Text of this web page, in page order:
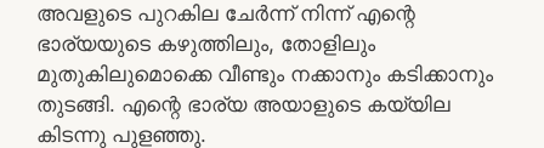
അവളുടെ പുറകില ചേർന്ന് നിന്ന് എന്റെ
ഭാര്യയുടെ കഴുത്തിലും, തോളിലും
മുതുകിലുമൊക്കെ വീണ്ടും നക്കാനും കടിക്കാനും
തുടങ്ങി. എന്റെ ഭാര്യ അയാളുടെ കയ്യില
കിടന്നു പുളഞ്ഞു.